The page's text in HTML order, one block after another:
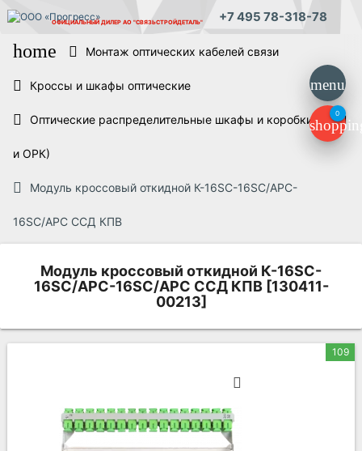
ОФИЦИАЛЬНЫЙ ДИЛЕР АО "СВЯЗЬСТРОЙДЕТАЛЬ" +7 495 78-318-78
menu
0
home Монтаж оптических кабелей связи
Кроссы и шкафы оптические
Оптические распределительные шкафы и коробки (ОРШ
и ОРК)
Модуль кроссовый откидной К-16SC-16SC/APC-
16SC/APC ССД КПВ
Модуль кроссовый откидной К-16SC-
16SC/APC-16SC/APC ССД КПВ [130411-
00213]
109